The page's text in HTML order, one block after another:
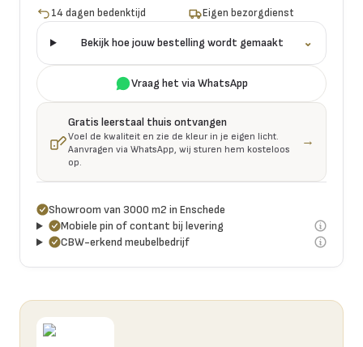
14 dagen bedenktijd
Eigen bezorgdienst
Bekijk hoe jouw bestelling wordt gemaakt ⌄
Vraag het via WhatsApp
Gratis leerstaal thuis ontvangen
Voel de kwaliteit en zie de kleur in je eigen licht.
Aanvragen via WhatsApp, wij sturen hem kosteloos
op.
→
Showroom van 3000 m2 in Enschede
Mobiele pin of contant bij levering
CBW-erkend meubelbedrijf